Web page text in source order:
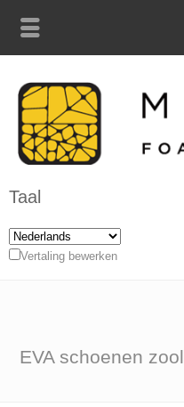
Taal
Vertaling bewerken
EVA schoenen zool